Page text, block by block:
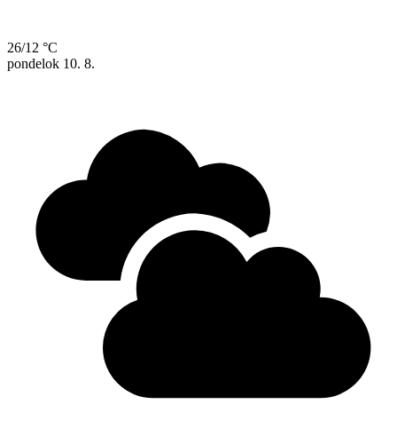
26/12 °C
pondelok 10. 8.